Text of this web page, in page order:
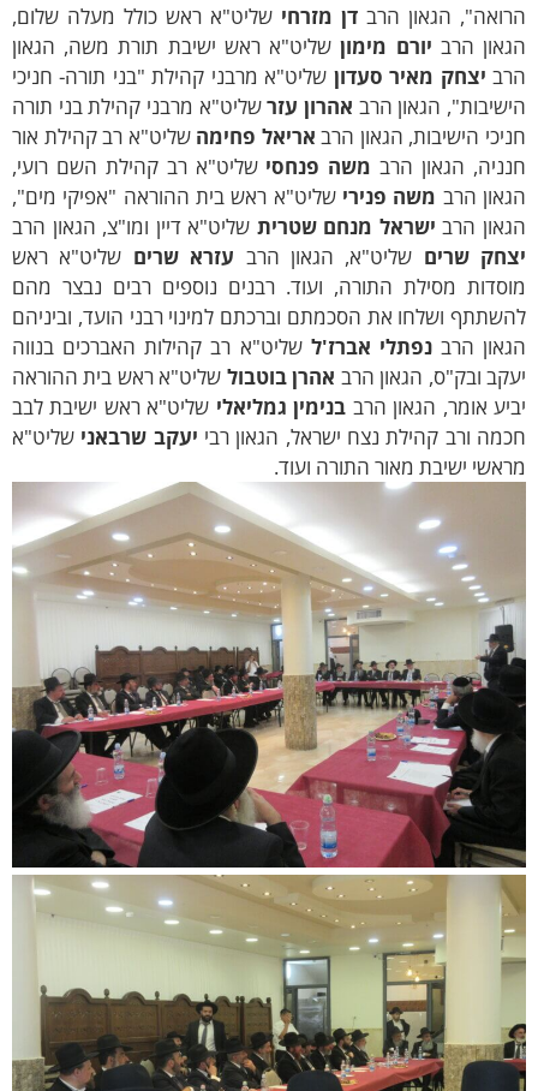
הגאון הרבדן מזרחישליט"א ראש כולל מעלה שלום,
הרביורם מימוןשליט"א ראש ישיבת תורת משה, הגאון
יצחק מאיר סעדוןשליט"א מרבני קהילת "בני תורה- חניכי
הגאון הרבאהרון עזרשליט"א מרבני קהילת בני תורה
הישיבות, הגאון הרבאריאל פחימהשליט"א רב קהילת אור
הגאון הרבמשה פנחסישליט"א רב קהילת השם רועי,
הרבמשה פנירישליט"א ראש בית ההוראה "אפיקי מים",
הרבישראל מנחם שטריתשליט"א דיין ומו"צ, הגאון הרב
שריםשליט"א, הגאון הרבעזרא שריםשליט"א ראש
מסילת התורה, ועוד.רבנים נוספים רבים נבצר מהם
ושלחו את הסכמתם וברכתם למינוי רבני הועד, וביניהם
הרבנפתלי אברז'לשליט"א רב קהילות האברכים בנווה
ובק"ס,הגאון הרבאהרן בוטבולשליט"א ראש בית ההוראה
אומר, הגאון הרבבנימין גמליאלישליט"א ראש ישיבת לבב
ורב קהילת נצח ישראל, הגאון רבייעקב שרבאנישליט"א
ישיבת מאור התורה ועוד.